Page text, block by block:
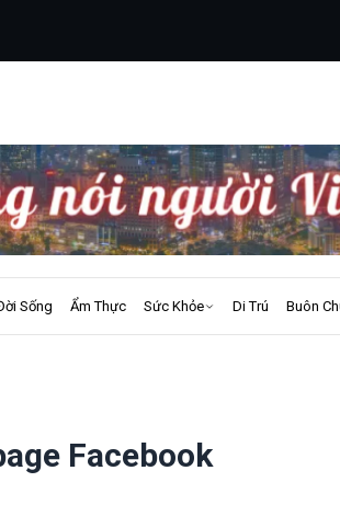
Sống Ẩm Thực Sức Khỏe Di Trú Buôn
Facebook